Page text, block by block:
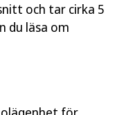
och tar cirka 5
du läsa om